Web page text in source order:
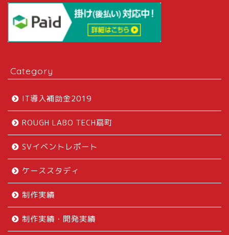
Category
IT導入補助金2019
ROUGH LABO TECH扇町
SVイベントレポート
ケーススタディ
制作実績
制作実績・開発実績